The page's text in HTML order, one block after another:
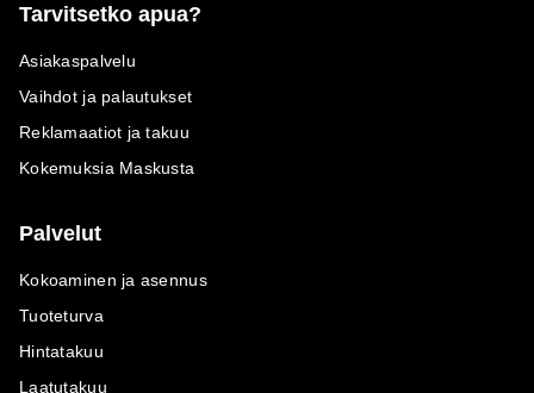
Tarvitsetko apua?
Asiakaspalvelu
Vaihdot ja palautukset
Reklamaatiot ja takuu
Kokemuksia Maskusta
Palvelut
Kokoaminen ja asennus
Tuoteturva
Hintatakuu
Laatutakuu